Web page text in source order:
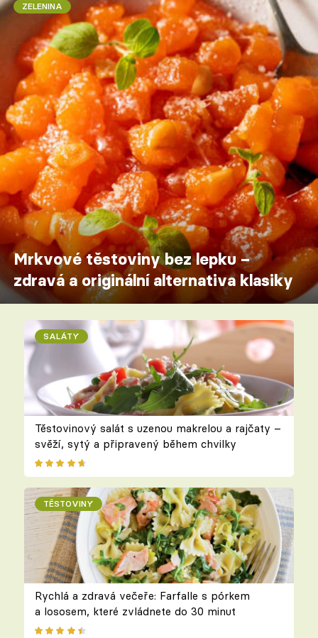
ZELENINA
Mrkvové těstoviny bez lepku –
zdravá a originální alternativa klasiky
SALÁTY
Těstovinový salát s uzenou makrelou a rajčaty –
svěží, sytý a připravený během chvilky
TĚSTOVINY
Rychlá a zdravá večeře: Farfalle s pórkem
a lososem, které zvládnete do 30 minut